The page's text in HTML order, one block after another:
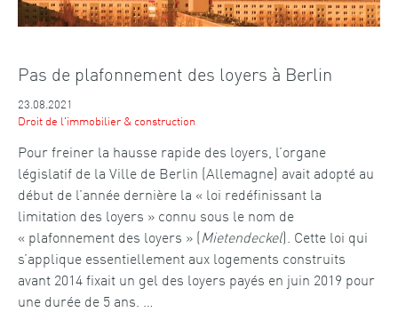
Pas de plafonnement des loyers à Berlin
23.08.2021
Droit de l'immobilier & construction
Pour freiner la hausse rapide des loyers, l’organe
législatif de la Ville de Berlin (Allemagne) avait adopté au
début de l’année dernière la « loi redéfinissant la
limitation des loyers » connu sous le nom de
« plafonnement des loyers » (Mietendeckel). Cette loi qui
s’applique essentiellement aux logements construits
avant 2014 fixait un gel des loyers payés en juin 2019 pour
une durée de 5 ans. …